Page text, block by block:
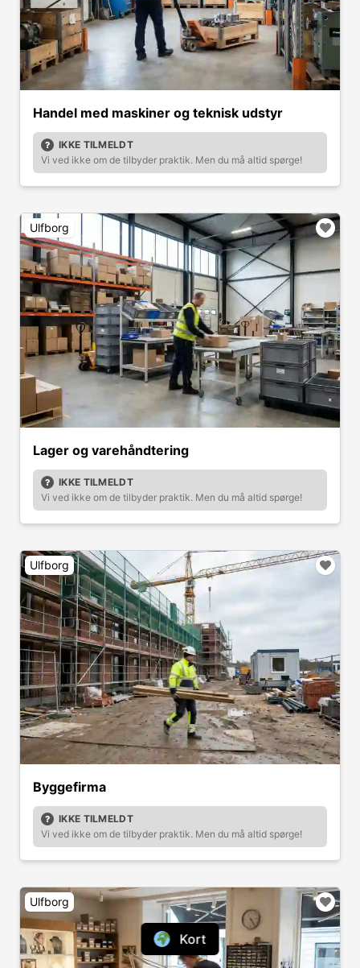
Kort
Handel med maskiner og teknisk udstyr
IKKE TILMELDT
Vi ved ikke om de tilbyder praktik. Men du må altid spørge!
Ulfborg
Lager og varehåndtering
IKKE TILMELDT
Vi ved ikke om de tilbyder praktik. Men du må altid spørge!
Ulfborg
Byggefirma
IKKE TILMELDT
Vi ved ikke om de tilbyder praktik. Men du må altid spørge!
Ulfborg